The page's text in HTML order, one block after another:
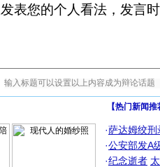
【热门新闻
·萨达姆绞刑
·公安部发A
·纪念逝者